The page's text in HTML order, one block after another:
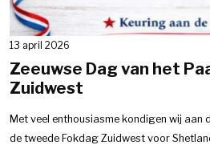
13 april 2026
Zeeuwse Dag van het
Zuidwest
Met veel enthousiasme kondigen wij
de tweede Fokdag Zuidwest voor